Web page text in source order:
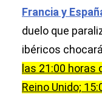
Francia y
duelo que
ibéricos
las 21:00 horas
Reino Unido;